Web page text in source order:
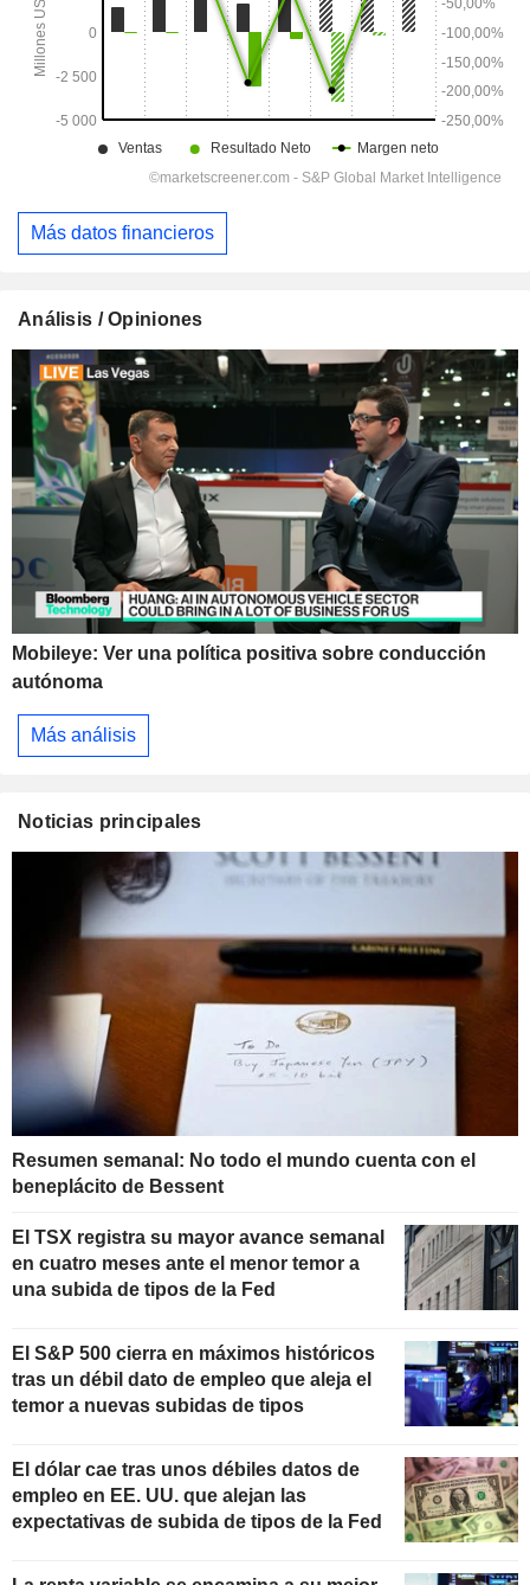
Más datos financieros
Análisis / Opiniones
Mobileye: Ver una política positiva sobre conducción
autónoma
Más análisis
Noticias principales
Resumen semanal: No todo el mundo cuenta con el
beneplácito de Bessent
El TSX registra su mayor avance semanal
en cuatro meses ante el menor temor a
una subida de tipos de la Fed
El S&P 500 cierra en máximos históricos
tras un débil dato de empleo que aleja el
temor a nuevas subidas de tipos
El dólar cae tras unos débiles datos de
empleo en EE. UU. que alejan las
expectativas de subida de tipos de la Fed